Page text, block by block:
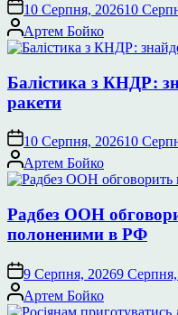
10 Серпня, 202610
Опубліковано
Артем Бойко
Балістика з КНДР:
ракети
10 Серпня, 202610
Опубліковано
Артем Бойко
Радбез ООН
полоненими в РФ
9 Серпня, 20269
Опубліковано
Артем Бойко